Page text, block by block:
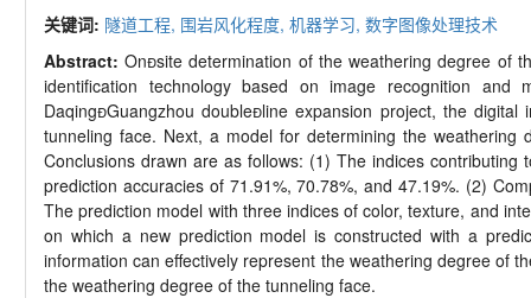
关键词: 隧道工程, 围岩风化程度, 机器学习, 数字图像处理技术
Abstract:Onsite determination of the weathering degree of
identification technology based on image recognition
DaqingGuangzhou doubleline expansion project, the digital
tunneling face. Next, a model for determining the
Conclusions drawn are as follows: (1) The indices
prediction accuracies of 71.91%, 70.78%, and 47.19%. (2)
The prediction model with three indices of color, texture, and
on which a new prediction model is constructed with a
information can effectively represent the weathering degree of
the weathering degree of the tunneling face.